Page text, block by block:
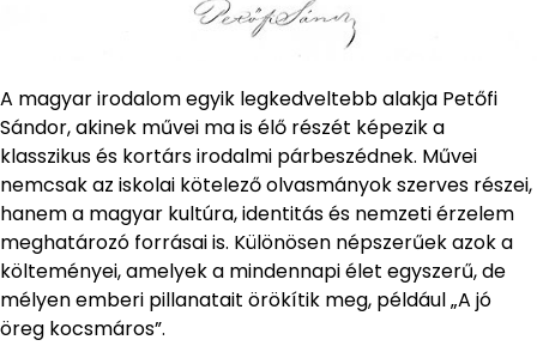
A magyar irodalom egyik legkedveltebb alakja Petőfi
Sándor, akinek művei ma is élő részét képezik a
klasszikus és kortárs irodalmi párbeszédnek. Művei
nemcsak az iskolai kötelező olvasmányok szerves részei,
hanem a magyar kultúra, identitás és nemzeti érzelem
meghatározó forrásai is. Különösen népszerűek azok a
költeményei, amelyek a mindennapi élet egyszerű, de
mélyen emberi pillanatait örökítik meg, például „A jó
öreg kocsmáros”.